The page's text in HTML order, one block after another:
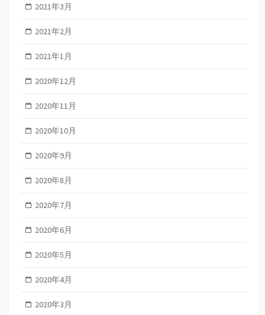
2021年3月
2021年2月
2021年1月
2020年12月
2020年11月
2020年10月
2020年9月
2020年8月
2020年7月
2020年6月
2020年5月
2020年4月
2020年3月